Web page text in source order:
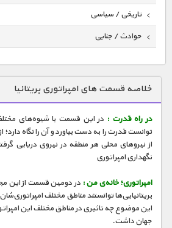
تاریخی / سیاسی
حوادث / جنایی
دنیای خوراکی ها
زمین شناسی / محیط زیست
سازه/ معماری/ مهندسی
سرگرمی
طبیعت
علم و فناوری
خلاصه قسمت های امپراتوری بریتانیا
در راه قدرت : در این قسمت با شیوه‌های
توانست قدرت را به دست بیاورد و آن را نگاه دارد؛
از نیروهای محلی هر منطقه در نیروی دریایی
نگهداری امپراتوری
امپراتوری؛ خانه‌ی من : در دومین قسمت از این
بریتانیایی‌ها توانستند مناطق مختلف
این موضوع چه تاثیری در مناطق مختلف این
جهان داشت.